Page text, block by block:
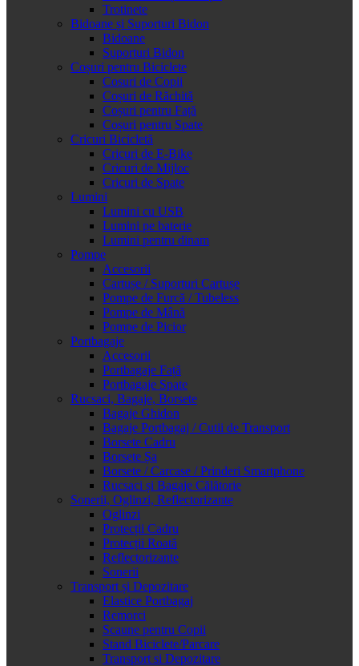
Trotinete
Bidoane și Suporturi Bidon
Bidoane
Suporturi Bidon
Coșuri pentru Biciclete
Cosuri de Copii
Coșuri de Răchită
Coșuri pentru Față
Coșuri pentru Spate
Cricuri Bicicletă
Cricuri de E-Bike
Cricuri de Mijloc
Cricuri de Spate
Lumini
Lumini cu USB
Lumini pe baterie
Lumini pentru dinam
Pompe
Accesorii
Cartușe / Suporturi Cartușe
Pompe de Furcă / Tubeless
Pompe de Mână
Pompe de Picior
Portbagaje
Accesorii
Portbagaje Față
Portbagaje Spate
Rucsaci, Bagaje, Borsete
Bagaje Ghidon
Bagaje Portbagaj / Cutii de Transport
Borsete Cadru
Borsete Șa
Borsete / Carcase / Prinderi Smartphone
Rucsaci și Bagaje Călătorie
Sonerii, Oglinzi, Reflectorizante
Oglinzi
Protecții Cadru
Protecții Roată
Reflectorizante
Sonerii
Transport și Depozitare
Elastice Portbagaj
Remorci
Scaune pentru Copii
Stand Biciclete/Parcare
Transport si Depozitare